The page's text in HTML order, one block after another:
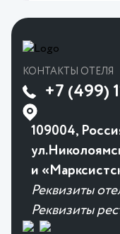
КОНТАКТЫ ОТЕЛЯ
+7 (499)
109004,
и
Реквизиты
Реквизиты